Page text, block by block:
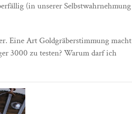
(in unserer Selbstwahrnehmung
Eine Art Goldgräberstimmung macht
3000 zu testen? Warum darf ich